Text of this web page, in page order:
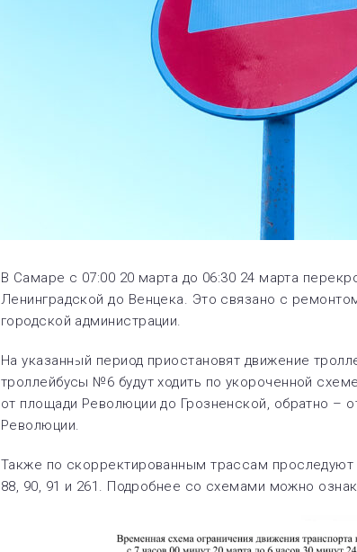
В Самаре с 07:00 20 марта до 06:30 24 марта
Ленинградской до Венцека. Это связано с
городской администрации.
На указанный период приостановят движение
троллейбусы №6 будут ходить по укороченной
от площади Революции до Грозненской, обратно –
Революции.
Также по скорректированным трассам проследуют
88, 90, 91 и 261. Подробнее со схемами можно